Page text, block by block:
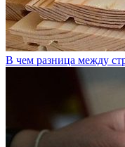
В чем разница между